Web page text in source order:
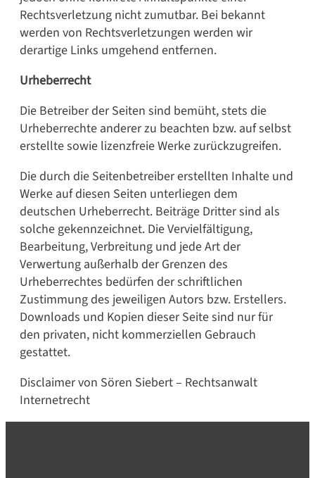
Rechtsverletzung nicht zumutbar. Bei bekannt
werden von Rechtsverletzungen werden wir
derartige Links umgehend entfernen.
Urheberrecht
Die Betreiber der Seiten sind bemüht, stets die
Urheberrechte anderer zu beachten bzw. auf selbst
erstellte sowie lizenzfreie Werke zurückzugreifen.
Die durch die Seitenbetreiber erstellten Inhalte und
Werke auf diesen Seiten unterliegen dem
deutschen Urheberrecht. Beiträge Dritter sind als
solche gekennzeichnet. Die Vervielfältigung,
Bearbeitung, Verbreitung und jede Art der
Verwertung außerhalb der Grenzen des
Urheberrechtes bedürfen der schriftlichen
Zustimmung des jeweiligen Autors bzw. Erstellers.
Downloads und Kopien dieser Seite sind nur für
den privaten, nicht kommerziellen Gebrauch
gestattet.
Disclaimer von Sören Siebert – Rechtsanwalt
Internetrecht